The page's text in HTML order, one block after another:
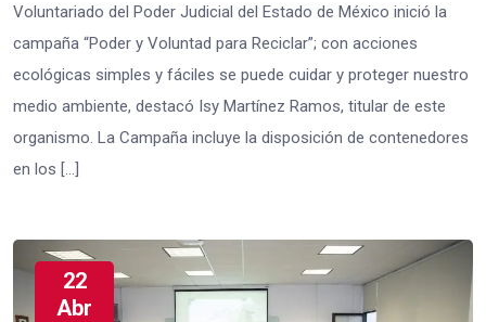
Voluntariado del Poder Judicial del Estado de México inició la
campaña “Poder y Voluntad para Reciclar”; con acciones
ecológicas simples y fáciles se puede cuidar y proteger nuestro
medio ambiente, destacó Isy Martínez Ramos, titular de este
organismo. La Campaña incluye la disposición de contenedores
en los […]
22
Abr